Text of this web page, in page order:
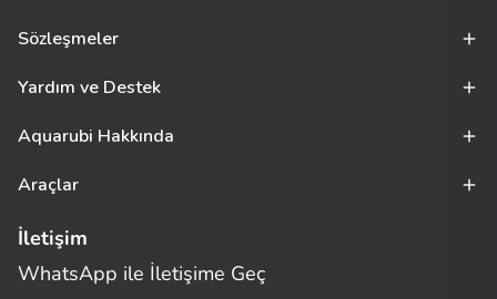
Sözleşmeler
Yardım ve Destek
Aquarubi Hakkında
Araçlar
İletişim
WhatsApp ile İletişime Geç
Merhaba! Size nasıl yardımcı